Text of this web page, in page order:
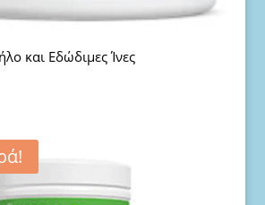
και Εδώδιμες Ίνες
€.